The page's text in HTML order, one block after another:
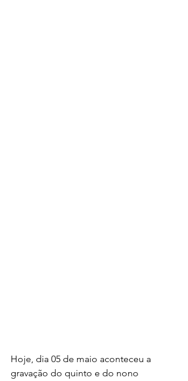
Hoje, dia 05 de maio aconteceu a
gravação do quinto e do nono